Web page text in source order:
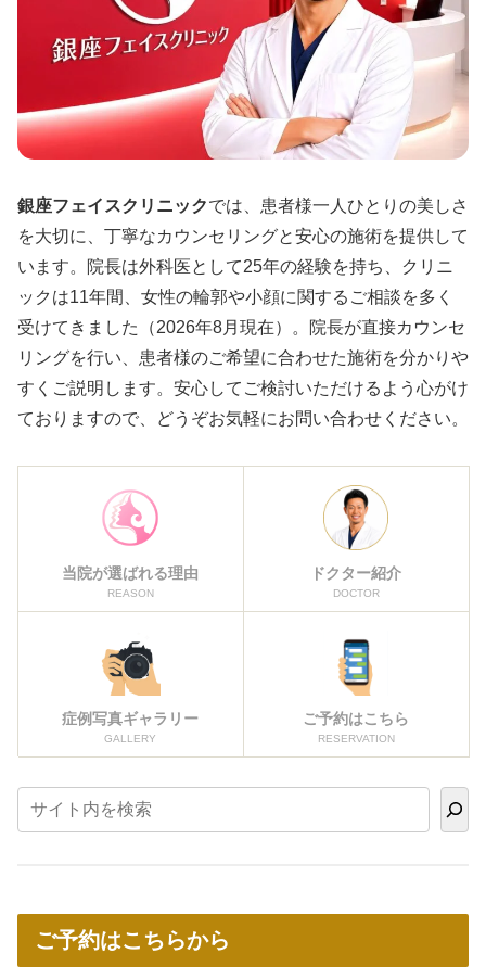
銀座フェイスクリニックでは、患者様一人ひとりの美しさ
を大切に、丁寧なカウンセリングと安心の施術を提供して
います。院長は外科医として25年の経験を持ち、クリニ
ックは11年間、女性の輪郭や小顔に関するご相談を多く
受けてきました（2026年8月現在）。院長が直接カウンセ
リングを行い、患者様のご希望に合わせた施術を分かりや
すくご説明します。安心してご検討いただけるよう心がけ
ておりますので、どうぞお気軽にお問い合わせください。
当院が選ばれる理由
REASON
ドクター紹介
DOCTOR
症例写真ギャラリー
GALLERY
ご予約はこちら
RESERVATION
ご予約はこちらから